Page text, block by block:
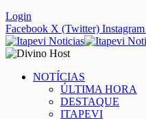
Login
Facebook X (Twitter) Instagram
NOTÍCIAS
ÚLTIMA HORA
DESTAQUE
ITAPEVI